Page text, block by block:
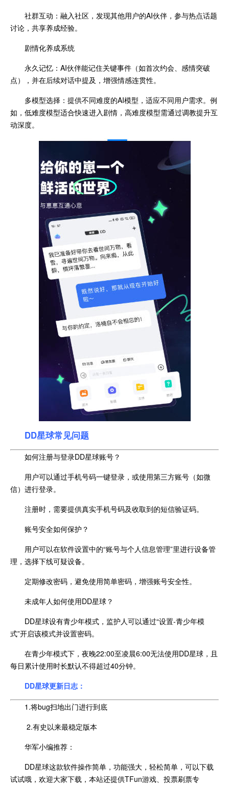
社群互动：融入社区，发现其他用户的AI伙伴，参与热点话题
讨论，共享养成经验。
剧情化养成系统
永久记忆：AI伙伴能记住关键事件（如首次约会、感情突破
点），并在后续对话中提及，增强情感连贯性。
多模型选择：提供不同难度的AI模型，适应不同用户需求。例
如，低难度模型适合快速进入剧情，高难度模型需通过调教提升互
动深度。
DD星球常见问题
如何注册与登录DD星球账号？
用户可以通过手机号码一键登录，或使用第三方账号（如微
信）进行登录。
注册时，需要提供真实手机号码及收取到的短信验证码。
账号安全如何保护？
用户可以在软件设置中的“账号与个人信息管理”里进行设备管
理，选择下线可疑设备。
定期修改密码，避免使用简单密码，增强账号安全性。
未成年人如何使用DD星球？
DD星球设有青少年模式，监护人可以通过“设置-青少年模
式”开启该模式并设置密码。
在青少年模式下，夜晚22:00至凌晨6:00无法使用DD星球，且
每日累计使用时长默认不得超过40分钟。
DD星球更新日志：
1.将bug扫地出门进行到底
2.有史以来最稳定版本
华军小编推荐：
DD星球这款软件操作简单，功能强大，轻松简单，可以下载
试试哦，欢迎大家下载，本站还提供TFun游戏、投票刷票专